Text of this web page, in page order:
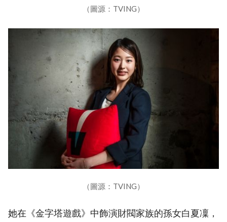
（圖源：TVING）
（圖源：TVING）
她在《金字塔遊戲》中飾演財閥家族的孫女白夏凜，